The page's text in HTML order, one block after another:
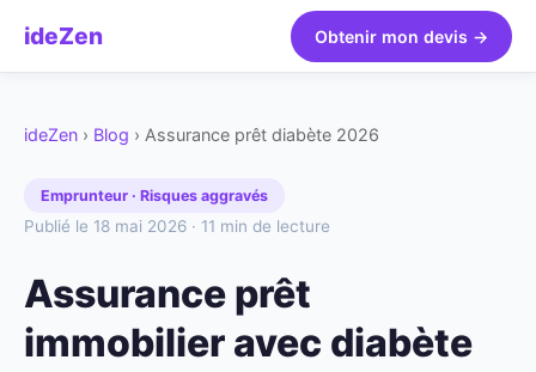
ideZen Obtenir mon devis →
ideZen › Blog › Assurance prêt diabète 2026
Emprunteur · Risques aggravés
Publié le 18 mai 2026 · 11 min de lecture
Assurance prêt
immobilier avec diabète